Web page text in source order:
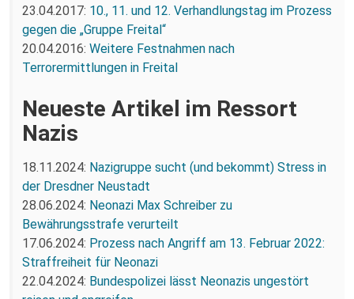
23.04.2017: 10., 11. und 12. Verhandlungstag im Prozess
gegen die „Gruppe Freital“
20.04.2016: Weitere Festnahmen nach
Terrorermittlungen in Freital
Neueste Artikel im Ressort
Nazis
18.11.2024: Nazigruppe sucht (und bekommt) Stress in
der Dresdner Neustadt
28.06.2024: Neonazi Max Schreiber zu
Bewährungsstrafe verurteilt
17.06.2024: Prozess nach Angriff am 13. Februar 2022:
Straffreiheit für Neonazi
22.04.2024: Bundespolizei lässt Neonazis ungestört